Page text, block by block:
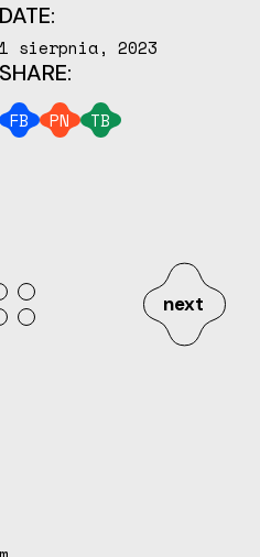
DATE:
1 sierpnia, 2023
SHARE:
FB PN TB
next